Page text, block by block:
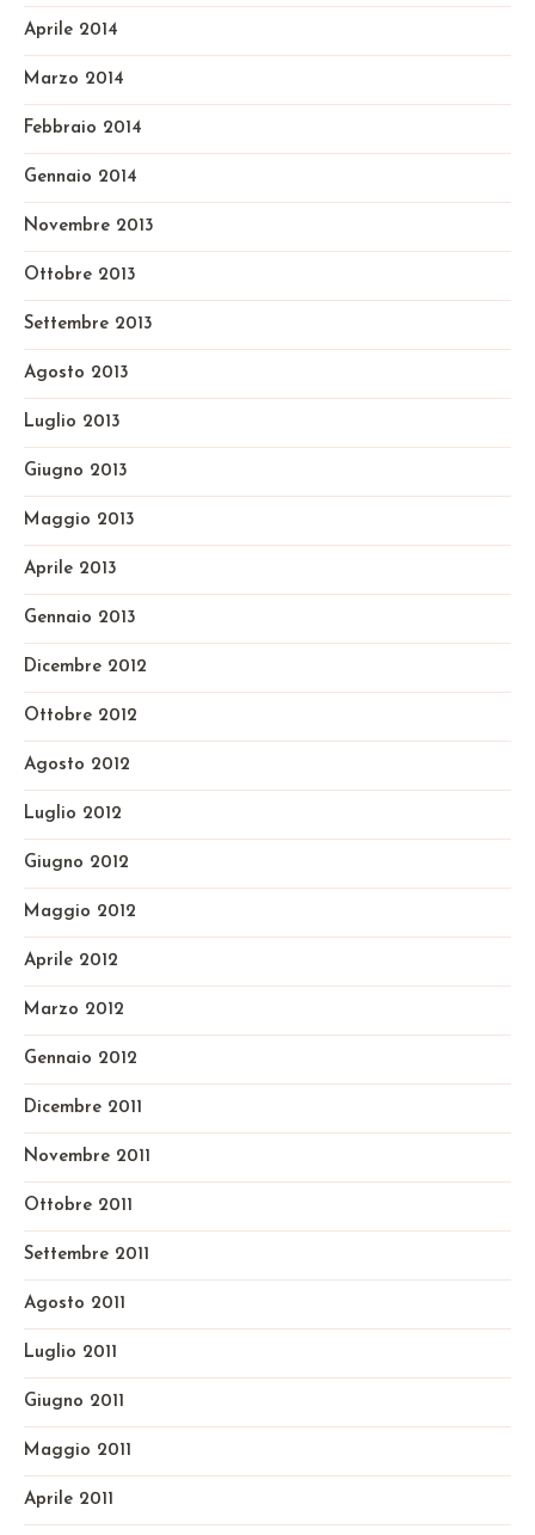
Aprile 2014
Marzo 2014
Febbraio 2014
Gennaio 2014
Novembre 2013
Ottobre 2013
Settembre 2013
Agosto 2013
Luglio 2013
Giugno 2013
Maggio 2013
Aprile 2013
Gennaio 2013
Dicembre 2012
Ottobre 2012
Agosto 2012
Luglio 2012
Giugno 2012
Maggio 2012
Aprile 2012
Marzo 2012
Gennaio 2012
Dicembre 2011
Novembre 2011
Ottobre 2011
Settembre 2011
Agosto 2011
Luglio 2011
Giugno 2011
Maggio 2011
Aprile 2011